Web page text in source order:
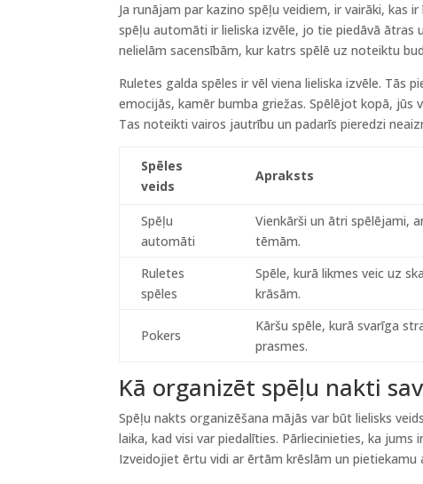
Ja runājam par kazino spēļu veidiem, ir vairāki, kas
spēļu automāti ir lieliska izvēle, jo tie piedāvā ātras
nelielām sacensībām, kur katrs spēlē uz noteiktu
Ruletes galda spēles ir vēl viena lieliska izvēle. Tās
emocijās, kamēr bumba griežas. Spēlējot kopā,
Tas noteikti vairos jautrību un padarīs pieredzi
Spēles
veids
Apraksts
Spēļu
automāti
Vienkārši un ātri spēlējami,
tēmām.
Ruletes
spēles
Spēle, kurā likmes veic uz
krāsām.
Pokers
Kāršu spēle, kurā svarīga
prasmes.
Kā organizēt spēļu nakti
Spēļu nakts organizēšana mājās var būt lielisks
laika, kad visi var piedalīties. Pārliecinieties, ka
Izveidojiet ērtu vidi ar ērtām krēslām un